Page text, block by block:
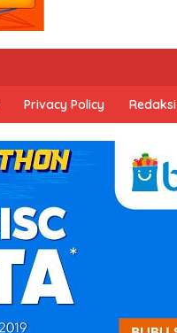
Privacy Policy Redaksi